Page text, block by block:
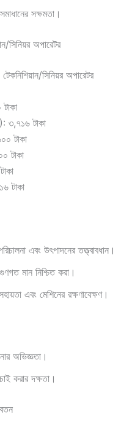
সক্ষমতা।
সিনিয়র অপারেটর
টেকনিশিয়ান/সিনিয়র অপারেটর
৩,৭১৬ টাকা
টাকা
টাকা
টাকা
পরিচালনা এবং উৎপাদনের তত্ত্বাবধান।
মান নিশ্চিত করা।
এবং মেশিনের রক্ষণাবেক্ষণ।
অভিজ্ঞতা।
করার দক্ষতা।